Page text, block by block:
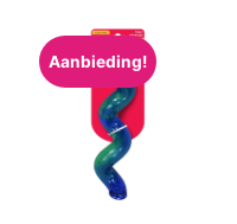
Aanbieding!